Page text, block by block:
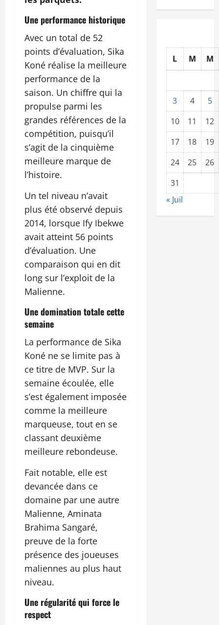
Une performance historique
Avec un total de 52
points d’évaluation, Sika
Koné réalise la meilleure
performance de la
saison. Un chiffre qui la
propulse parmi les
grandes références de la
compétition, puisqu’il
s’agit de la cinquième
meilleure marque de
l’histoire.
Un tel niveau n’avait
plus été observé depuis
2014, lorsque Ify Ibekwe
avait atteint 56 points
d’évaluation. Une
comparaison qui en dit
long sur l’exploit de la
Malienne.
Une domination totale cette
semaine
La performance de Sika
Koné ne se limite pas à
ce titre de MVP. Sur la
semaine écoulée, elle
s’est également imposée
comme la meilleure
marqueuse, tout en se
classant deuxième
meilleure rebondeuse.
Fait notable, elle est
devancée dans ce
domaine par une autre
Malienne, Aminata
Brahima Sangaré,
preuve de la forte
présence des joueuses
maliennes au plus haut
niveau.
Une régularité qui force le
respect
L M M
3 4
5
10
11
12
17
18
19
24
25
26
31
« Juil